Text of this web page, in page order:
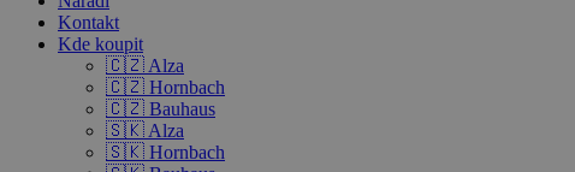
Kontakt
Kde koupit
🇨🇿 Alza
🇨🇿 Hornbach
🇨🇿 Bauhaus
🇸🇰 Alza
🇸🇰 Hornbach